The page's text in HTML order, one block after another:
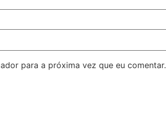
para a próxima vez que eu comentar.